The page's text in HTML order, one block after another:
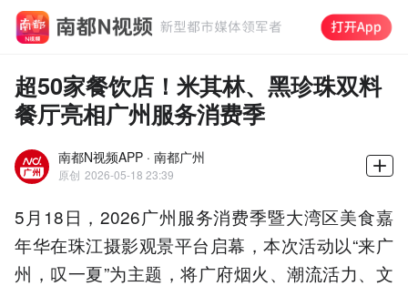
超50家餐饮店！米其林、黑珍珠双料
餐厅亮相广州服务消费季
南都N视频APP · 南都广州
原创 2026-05-18 23:39
5月18日，2026广州服务消费季暨大湾区美食嘉
年华在珠江摄影观景平台启幕，本次活动以“来广
州，叹一夏”为主题，将广府烟火、潮流活力、文